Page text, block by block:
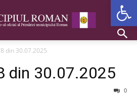
din 30.07.2025
din 30.07.2025
0